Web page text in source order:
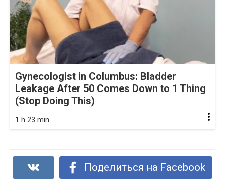
Gynecologist in Columbus: Bladder
Leakage After 50 Comes Down to 1 Thing
(Stop Doing This)
1 h 23 min
Поделиться на Facebook